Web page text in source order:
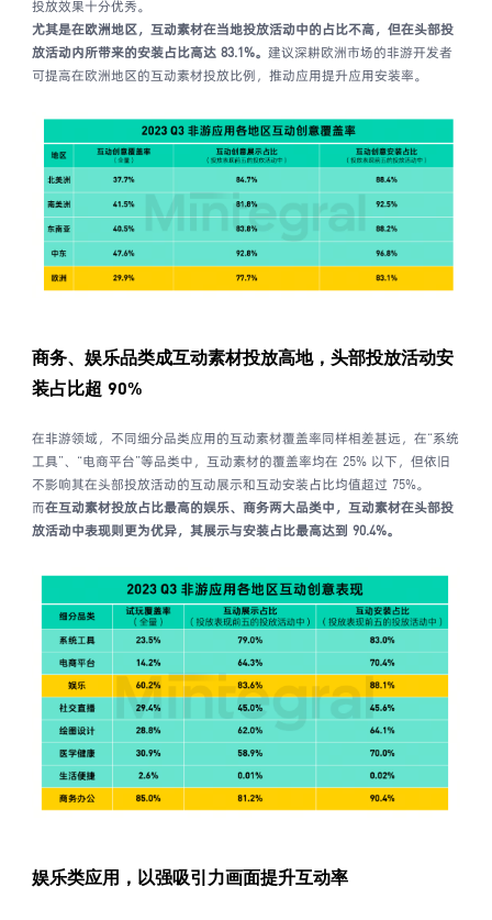
投放效果十分优秀。
尤其是在欧洲地区，互动素材在当地投放活动中的占比不高，但在头部投
放活动内所带来的安装占比高达 83.1%。 建议深耕欧洲市场的非游开发者
可提高在欧洲地区的互动素材投放比例，推动应用提升应用安装率。
商务、娱乐品类成互动素材投放高地， 头部投放活动安
装占比超 90%
在非游领域，不同细分品类应用的互动素材覆盖率同样相差甚远，在“系统
工具”、“电商平台”等品类中，互动素材的覆盖率均在 25% 以下，但依旧
不影响其在头部投放活动的互动展示和互动安装占比均值超过 75%。
而在互动素材投放占比最高的娱乐、商务两大品类中，互动素材在头部投
放活动中表现则更为优异，其展示与安装占比最高达到 90.4%。
娱乐类应用， 以强吸引力画面提升互动率